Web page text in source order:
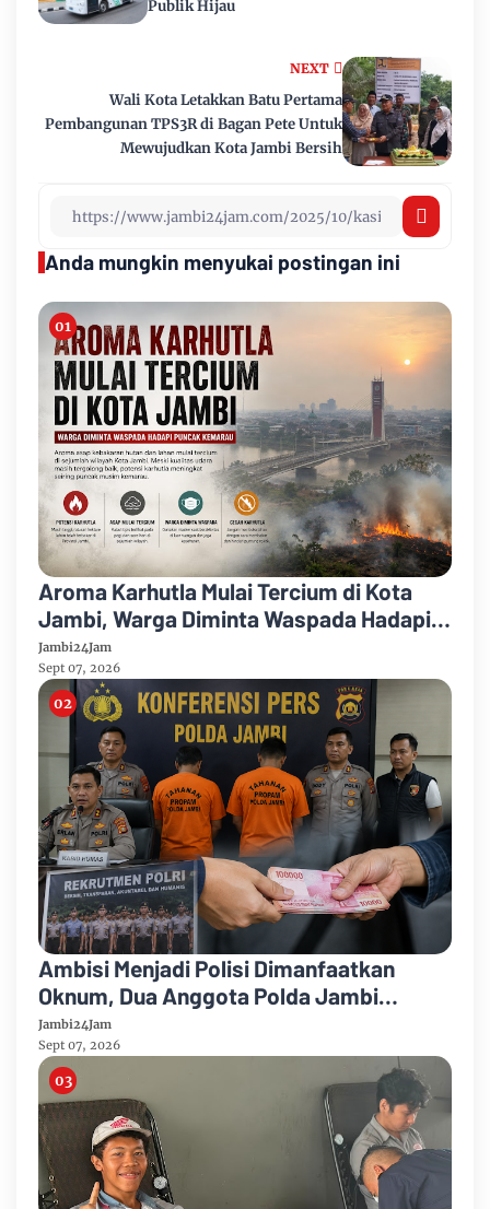
NEXT
Wali Kota Letakkan Batu Pertama
Pembangunan TPS3R di Bagan Pete Untuk
Mewujudkan Kota Jambi Bersih
Publik Hijau
Anda mungkin menyukai postingan ini
Aroma Karhutla Mulai Tercium di Kota
Jambi, Warga Diminta Waspada Hadapi
Puncak Kemarau
Jambi24Jam
Sept 07, 2026
Ambisi Menjadi Polisi Dimanfaatkan
Oknum, Dua Anggota Polda Jambi
Diduga Tipu Calon Bintara dengan Janji
Kelulusan
Jambi24Jam
Sept 07, 2026